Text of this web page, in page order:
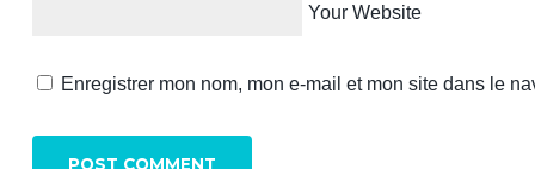
Your Website
Enregistrer mon nom, mon e-mail et mon site dans le